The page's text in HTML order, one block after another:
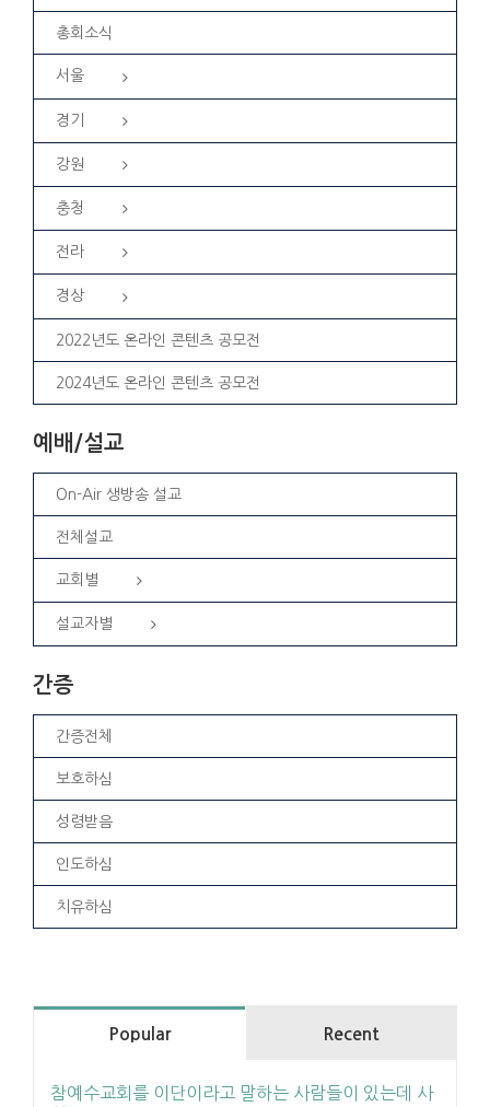
총회소식
서울
경기
강원
충청
전라
경상
2022년도 온라인 콘텐츠 공모전
2024년도 온라인 콘텐츠 공모전
예배/설교
On-Air 생방송 설교
전체설교
교회별
설교자별
간증
간증전체
보호하심
성령받음
인도하심
치유하심
Popular Recent
참예수교회를 이단이라고 말하는 사람들이 있는데 사